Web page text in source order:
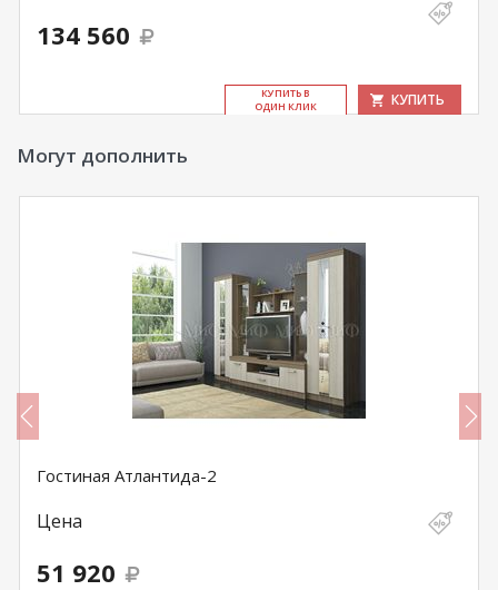
134 560
КУ­ПИТЬ В
ОДИН КЛИК
КУПИТЬ
Могут дополнить
Гостиная Атлантида-2
Цена
51 920